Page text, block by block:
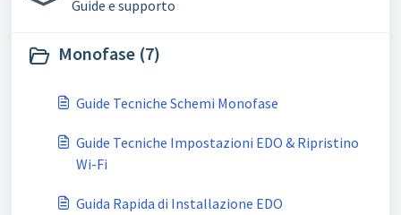
Guide e supporto
Monofase (7)
Guide Tecniche Schemi Monofase
Guide Tecniche Impostazioni EDO & Ripristino
Wi-Fi
Guida Rapida di Installazione EDO